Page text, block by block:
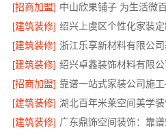
[招商加盟] 中山欣果铺子 为生活微
[建筑装修]
[建筑装修] 浙江乐享新材料有限公
[建筑装修] 绍兴卓鑫装饰材料有限
[招商加盟]
[建筑装修]
[建筑装修] 广东鼎饰空间装饰：靠